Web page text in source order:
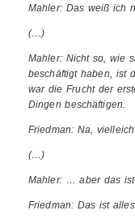
Mahler: Das weiß ich
(…)
Mahler: Nicht so, wie
beschäftigt haben, ist
war die Frucht der
Dingen beschäftigen.
Friedman: Na,
(…)
Mahler: … aber das ist
Friedman: Das ist